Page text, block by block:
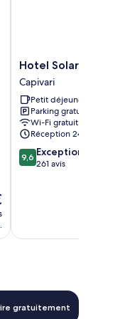
Hotel
Solar
D'
Izabel
Capivari
Hotel Solar D' Izabel
Capivari
Petit déjeuner gratuit
Parking gratuit
Wi-Fi gratuit
Réception 24 h/24
9.6
sur
9,6 Exceptionnel
261 avis
gratuitement